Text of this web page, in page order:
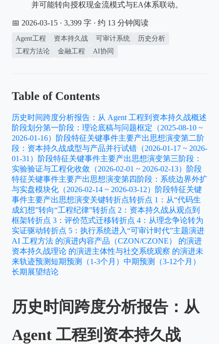
并可能转向授权现金流模式与EA体系联动。
📅 2026-03-15 · 3,399 字 · 约 13 分钟阅读
Agent工程 资本持久战 可审计系统
历史分析
工程方法论
金融工程 AI协同
Table of Contents
历史时间跨度分析报告：从 Agent 工程到资本持久战概述
阶段划分第一阶段：理论底稿与问题框定（2025-08-10 ~
2026-01-16）
阶段特征关键事件主要产出思想演变第二阶
段：资本持久战成型与产品并行试错（2026-01-17 ~ 2026-
01-31）
阶段特征关键事件主要产出思想演变第三阶段：
实验验证与工程化收敛（2026-02-01 ~ 2026-02-13）
阶段
特征关键事件主要产出思想演变第四阶段：系统边界外扩
与实盘模块化（2026-02-14 ~ 2026-03-12）
阶段特征关键
事件主要产出思想演变关键转折点转折点 1：从“代码生
成幻想”转向“工程纪律”转折点 2：资本持久战从观点到
框架转折点 3：评价范式迁移转折点 4：从理念争论转为
实证驱动转折点 5：执行系统进入“可审计时代”主题演进
AI 工程方法 的演进内容产品（CZON/CZONE） 的演进
资本持久战理论 的演进主体性与社交系统观察 的演进未
来轨迹预测短期预测（1-3个月） 中期预测（3-12个月）
长期展望结论
历史时间跨度分析报告：从
Agent 工程到资本持久战